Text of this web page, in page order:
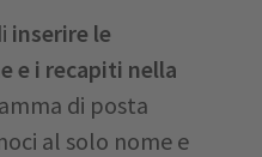
inserire le
e i recapiti nella
di posta
al solo nome e